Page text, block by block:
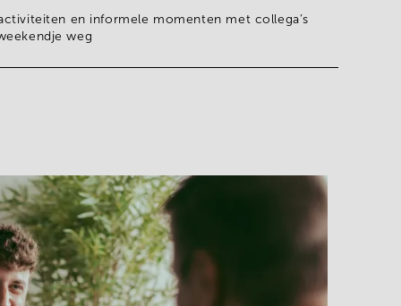
en informele momenten met collega’s
weg